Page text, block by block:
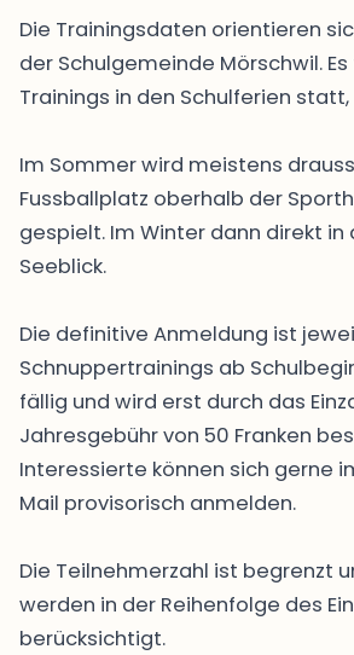
Die Trainingsdaten orientieren
der Schulgemeinde Mörschwil.
Trainings in den Schulferien statt,
Im Sommer wird meistens
Fussballplatz oberhalb der
gespielt. Im Winter dann direkt in
Seeblick.
Die definitive Anmeldung ist
Schnuppertrainings ab
fällig und wird erst durch das
Jahresgebühr von 50 Franken
Interessierte können sich gerne
Mail provisorisch anmelden.
Die Teilnehmerzahl ist begrenzt
werden in der Reihenfolge des
berücksichtigt.